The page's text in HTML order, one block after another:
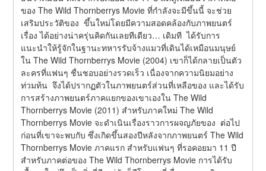
ของ The Wild Thornberrys Movie ที่กำลังจะมีขึ้นนี้ จะช่วย
เสริมประวัติของ  ขึ้นใหม่โดยมีความสอดคล้องกับภาพยนตร์
เรื่อง ได้อย่างน่าครุ่นคิดกันเลยทีเดียว… เดิมที  ได้รับการ
แนะนำให้รู้จักในฐานะทหารรับจ้างแมวที่เดินได้เหมือนมนุษย์
ใน The Wild Thornberrys Movie (2004) เขาก็ได้กลายเป็นตัว
ละครที่แฟนๆ ชื่นชอบอย่างรวดเร็ว เนื่องจากความนิยมอย่าง
ท่วมท้น  จึงได้ปรากฏตัวในภาพยนตร์ส่วนที่เหลือของ และได้รับ
การสร้างภาพยนตร์ภาคแยกของเขาเองใน The Wild
Thornberrys Movie (2011) สำหรับภาคใหม่ The Wild
Thornberrys Movie จะดำเนินเรื่องราวการผจญภัยของ  ต่อไป
ก่อนที่เขาจะพบกับ ซึ่งเกิดขึ้นสองปีหลังจากภาพยนตร์ The Wild
Thornberrys Movie ภาคแรก สำหรับแฟนๆ ที่รอคอยมา 11 ปี
สำหรับภาคต่อของ The Wild Thornberrys Movie การได้รับ